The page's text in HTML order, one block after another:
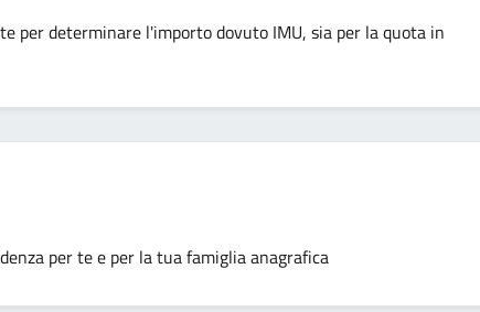
per determinare l'importo dovuto IMU, sia per la quota in
per te e per la tua famiglia anagrafica